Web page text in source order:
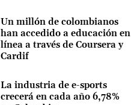
Un millón de colombianos
han accedido a educación en
línea a través de Coursera y
Cardif
La industria de e-sports
crecerá en cada año 6,78%